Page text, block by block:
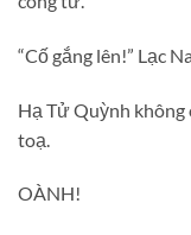
“Cố gắng lên!” Lạc
Hạ Tử Quỳnh không
toạ.
OÀNH!